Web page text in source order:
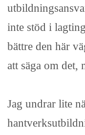
inte stöd i
bättre den här
att säga om det,
Jag undrar lite